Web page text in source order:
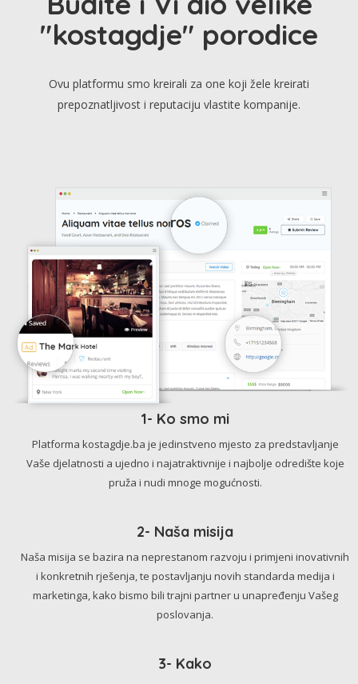
"kostagdje" porodice
Ovu platformu smo kreirali za one koji žele kreirati
prepoznatljivost i reputaciju vlastite kompanije.
1- Ko smo mi
Platforma kostagdje.ba je jedinstveno mjesto za predstavljanje
Vaše djelatnosti a ujedno i najatraktivnije i najbolje odredište koje
pruža i nudi mnoge mogućnosti.
2- Naša misija
Naša misija se bazira na neprestanom razvoju i primjeni inovativnih
i konkretnih rješenja, te postavljanju novih standarda medija i
marketinga, kako bismo bili trajni partner u unapređenju Vašeg
poslovanja.
3- Kako